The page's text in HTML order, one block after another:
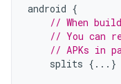
android {
// When
// You can
// APKs in
splits {...}